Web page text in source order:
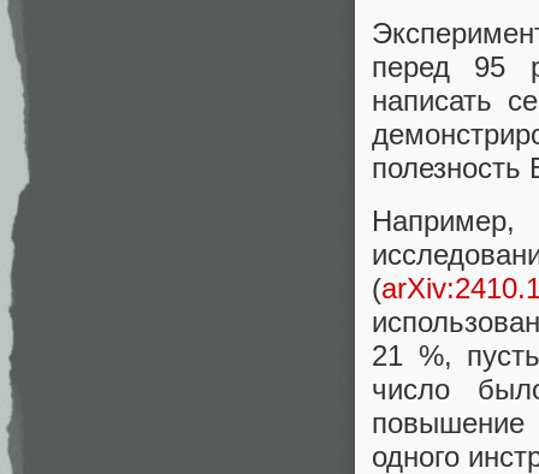
перед 95
написать
(
21 %,
число
одного